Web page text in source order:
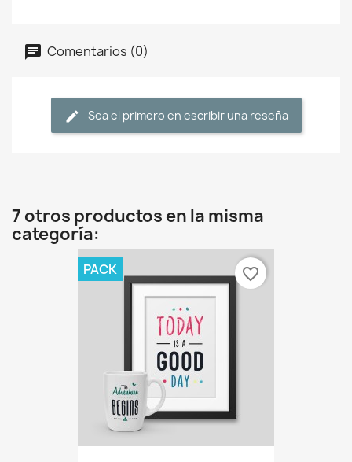
Comentarios (0)
Sea el primero en escribir una reseña
7 otros productos en la misma
categoría:
PACK favorite_border